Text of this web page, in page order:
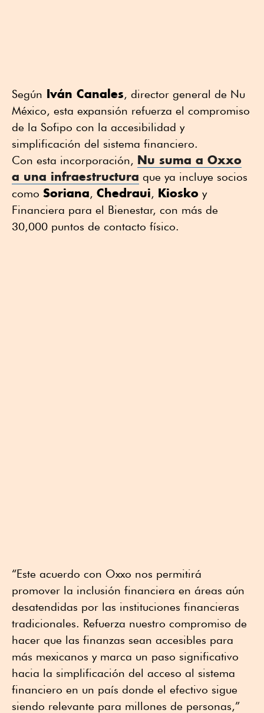
Según Iván Canales, director general de Nu
México, esta expansión refuerza el compromiso
de la Sofipo con la accesibilidad y
simplificación del sistema financiero.
Con esta incorporación, Nu suma a Oxxo
a una infraestructura que ya incluye socios
como Soriana, Chedraui, Kiosko y
Financiera para el Bienestar, con más de
30,000 puntos de contacto físico.
“Este acuerdo con Oxxo nos permitirá
promover la inclusión financiera en áreas aún
desatendidas por las instituciones financieras
tradicionales. Refuerza nuestro compromiso de
hacer que las finanzas sean accesibles para
más mexicanos y marca un paso significativo
hacia la simplificación del acceso al sistema
financiero en un país donde el efectivo sigue
siendo relevante para millones de personas,”